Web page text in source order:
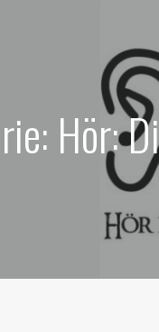
Hör: